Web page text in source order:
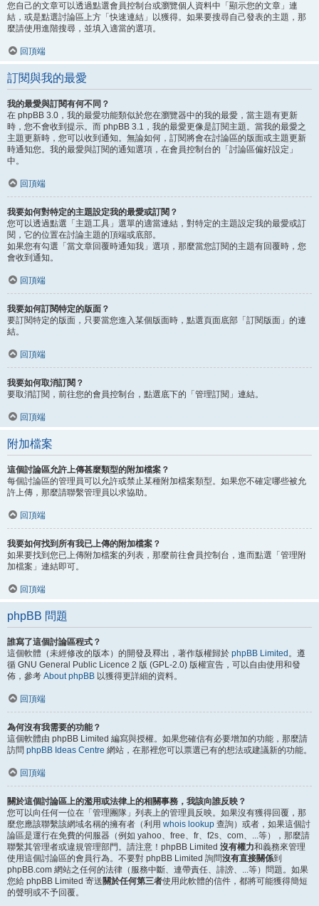
您自己的文章可以透過點選會員控制台或瀏覽個人資料中「顯示您的文章」連
結，或是點選討論區上方「快速連結」以獲得。如果要搜尋自己發表的主題，那
麼請使用進階搜尋，並填入適當的選項。
回頂端
訂閱與我的最愛
我的最愛與訂閱有何不同？
在 phpBB 3.0，我的最愛功能類似於您在瀏覽器中的我的最愛，當主題有更新
時，您不會收到提示。而 phpBB 3.1，我的最愛更像是訂閱主題。當我的最愛之
主題更新時，您可以收到通知。無論如何，訂閱將會在討論區的版面或主題更新
時通知您。我的最愛與訂閱的通知選項，在會員控制台的「討論區偏好設定」
中。
回頂端
我要如何對特定的主題設定我的最愛或訂閱？
您可以透過點選「主題工具」選單的適當連結，對特定的主題設定我的最愛或訂
閱，它的位置在討論主題的頂端或底部。
如果您有勾選「當文章回覆時通知我」選項，那麼當您訂閱的主題有回覆時，您
會收到通知。
回頂端
我要如何訂閱特定的版面？
要訂閱特定的版面，只要當您進入某個版面時，點選頁面底部「訂閱版面」的連
結。
回頂端
我要如何取消訂閱？
要取消訂閱，前往您的會員控制台，點選底下的「管理訂閱」連結。
回頂端
附加檔案
這個討論區允許上傳甚麼類型的附加檔案？
每個討論區的管理員可以允許或禁止某種附加檔案類型。如果您不確定哪些被允
許上傳，那麼請聯繫管理員以求協助。
回頂端
我要如何找到所有我已上傳的附加檔案？
如果要找到您已上傳附加檔案的列表，那麼前往會員控制台，進而點選「管理附
加檔案」連結即可。
回頂端
phpBB 問題
誰寫了這個討論區程式？
這個軟體（未經修改的版本）的開發及釋出，著作版權歸於 phpBB Limited 。遵
循 GNU General Public Licence 2 版 (GPL-2.0) 版權宣告，可以自由使用和發
佈，參考 About phpBB 以獲得更詳細的資料。
回頂端
為何沒有我需要的功能？
這個軟體由 phpBB Limited 編寫與授權。如果您確信有必要增加的功能，那麼請
訪問 phpBB Ideas Centre 網站，在那裡您可以票選已有的想法或建議新的功能。
回頂端
關於這個討論區上的濫用或法律上的相關事務，我該向誰反映？
您可以向任何一位在「管理團隊」列表上的管理員反映。如果沒有獲得回覆，那
麼您應該聯繫該網域名稱的擁有者（利用 whois lookup 查詢）或者，如果這個討
論區是運行在免費的伺服器（例如 yahoo、free、fr、f2s、com、...等），那麼請
聯繫其管理者或違規管理部門。請注意！phpBB Limited 沒有權力和義務來管理
使用這個討論區的會員行為。不要對 phpBB Limited 詢問沒有直接關係到
phpBB.com 網站之任何的法律（服務中斷、連帶責任、誹謗、...等）問題。如果
您給 phpBB Limited 寄送關於任何第三者使用此軟體的信件，都將可能獲得簡短
的聲明或不予回覆。